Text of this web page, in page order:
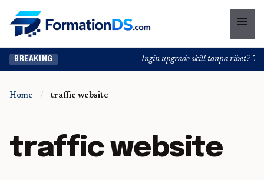
menu
BREAKING Ingin upgrade skill tanpa ribet?
Home / traffic website
traffic website